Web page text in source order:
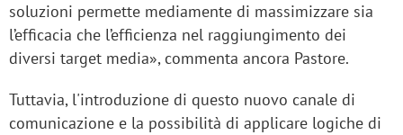
soluzioni permette mediamente di massimizzare sia
l’efficacia che l’efficienza nel raggiungimento dei
diversi target media», commenta ancora Pastore.
Tuttavia, l'introduzione di questo nuovo canale di
comunicazione e la possibilità di applicare logiche di